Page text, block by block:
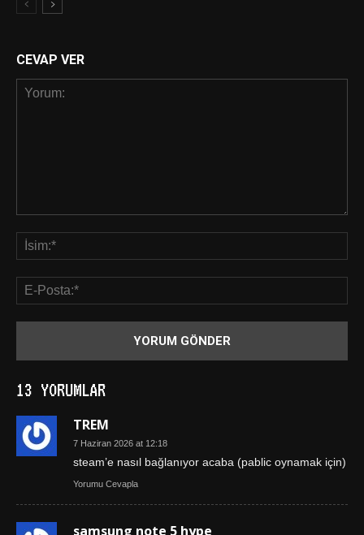
CEVAP VER
13 YORUMLAR
TREM
7 Haziran 2026 at 12:18
steam’e nasıl bağlanıyor acaba (pablic oynamak için)
Yorumu Cevapla
samsung note 5 hype